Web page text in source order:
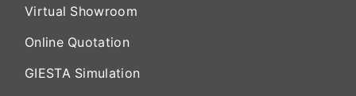
Virtual Showroom
Online Quotation
GIESTA Simulation